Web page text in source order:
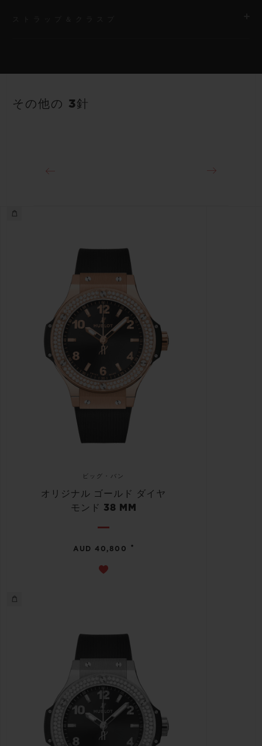
3～5年間
ストラップ
その他の 3針
ビッグ・バン
オリジナル ゴールド ダイヤ
モンド 38 MM
AUD 40,800 •